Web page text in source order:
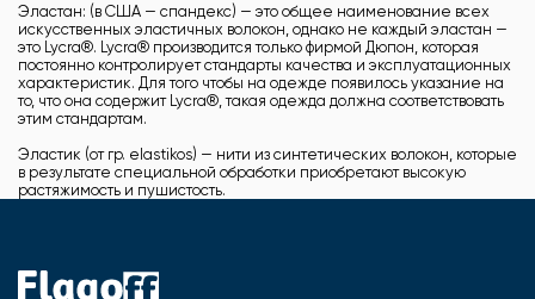
Эластан: (в США — спандекс) — это общее наименование всех
искусственных эластичных волокон, однако не каждый эластан —
это Lycra®. Lycra® производится только фирмой Дюпон, которая
постоянно контролирует стандарты качества и эксплуатационных
характеристик. Для того чтобы на одежде появилось указание на
то, что она содержит Lycra®, такая одежда должна соответствовать
этим стандартам.
Эластик (от гр. elastikos) — нити из синтетических волокон, которые
в результате специальной обработки приобретают высокую
растяжимость и пушистость.